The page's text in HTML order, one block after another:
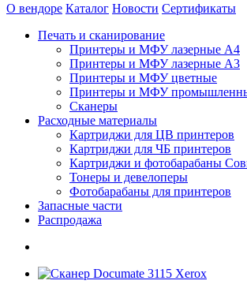
О вендоре Каталог Новости Сертификаты
Печать и сканирование
Принтеры и МФУ лазерные А4
Принтеры и МФУ лазерные А3
Принтеры и МФУ цветные
Принтеры и МФУ
Сканеры
Расходные материалы
Картриджи для ЦВ принтеров
Картриджи для ЧБ принтеров
Картриджи и фотобарабаны
Тонеры и девелоперы
Фотобарабаны для принтеров
Запасные части
Распродажа